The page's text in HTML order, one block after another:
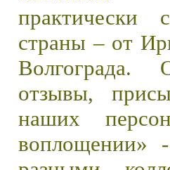
практически
страны – от
Волгограда.
отзывы,
наших
воплощении»